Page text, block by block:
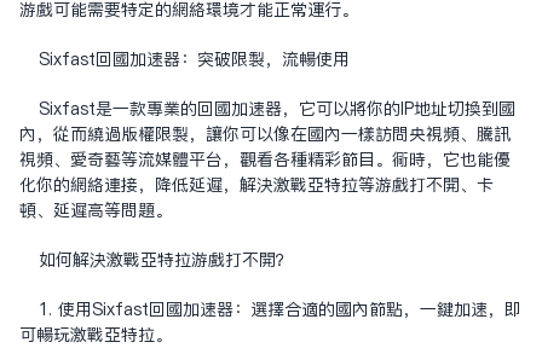
游戏可能需要特定的网络环境才能正常运行。
Sixfast回国加速器：突破限制，流畅使用
Sixfast是一款专业的回国加速器，它可以将你的IP地址切换到国
内，从而绕过版权限制，让你可以像在国内一样访问央视频、腾讯
视频、爱奇艺等流媒体平台，观看各种精彩节目。同时，它也能优
化你的网络连接，降低延迟，解决激战亚特拉等游戏打不开、卡
顿、延迟高等问题。
如何解决激战亚特拉游戏打不开？
1. 使用Sixfast回国加速器：选择合适的国内节点，一键加速，即
可畅玩激战亚特拉。